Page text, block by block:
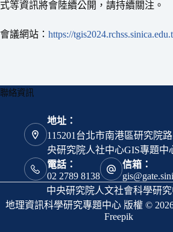
式等資訊將會陸續公開，請持續關注。
會議網站： https://
聯絡資訊
地址：
115201台北市南港區研究院
央研究院人社中心GIS專題中
電話：
02 2789 8138
信箱：
中央研究院人文社會科學研
地理資訊科學研究專題中心 版權 ©
Freepik